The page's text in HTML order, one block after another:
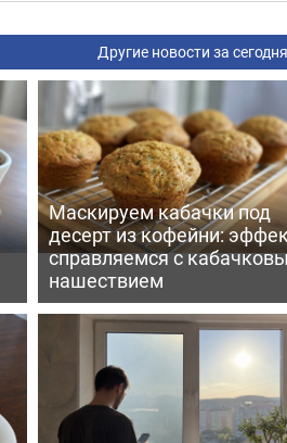
Другие новости за сегодня
Маскируем кабачки под
десерт из кофейни:
справляемся с
нашествием